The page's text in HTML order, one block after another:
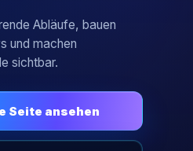
Abläufe, bauen
und machen
sichtbar.
Seite ansehen